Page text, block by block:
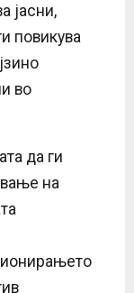
јасни,
повикува
во
да ги
на